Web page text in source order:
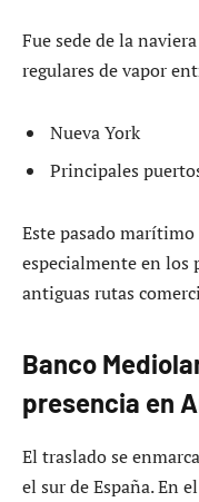
Fue sede de la naviera
regulares de vapor
Nueva York
Principales
Este pasado
especialmente en los
antiguas rutas
Banco
presencia en
El traslado se
el sur de España. En